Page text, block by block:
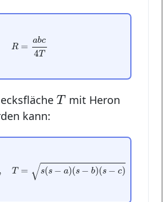
R =
abc
4T
4
T
Tmit Heron
kann:
, T = √s(s − a)(s − b)(s − c)